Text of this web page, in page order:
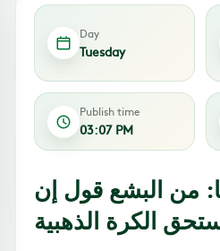
Day
Tuesday
Publish time
03:07 PM
من البشع قول إن
الكرة الذهبية